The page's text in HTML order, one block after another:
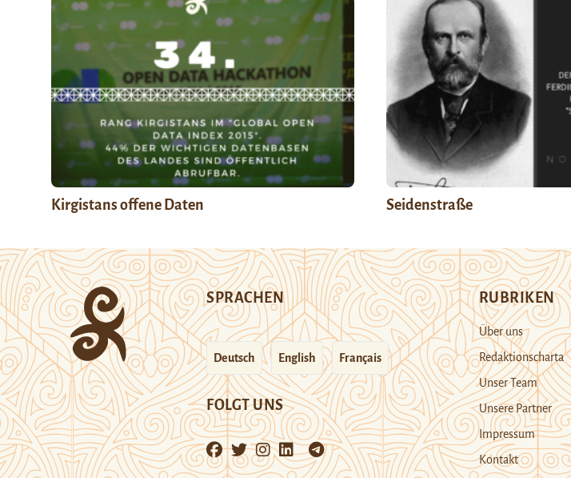
Kirgistans offene Daten Seidenstraße
SPRACHEN
Deutsch English Français
FOLGT UNS
RUBRIKEN
Über uns
Redaktionscharta
Unser Team
Unsere Partner
Impressum
Kontakt